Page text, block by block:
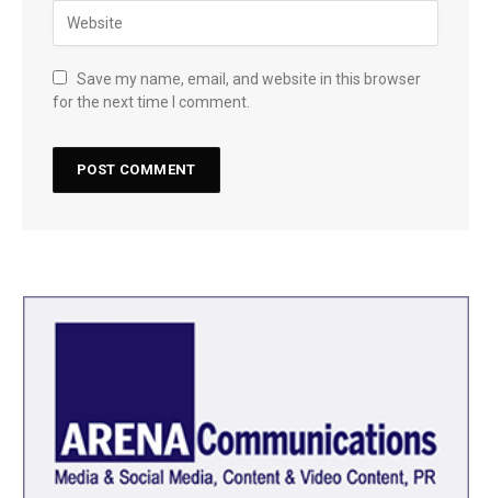
Save my name, email, and website in this browser
for the next time I comment.